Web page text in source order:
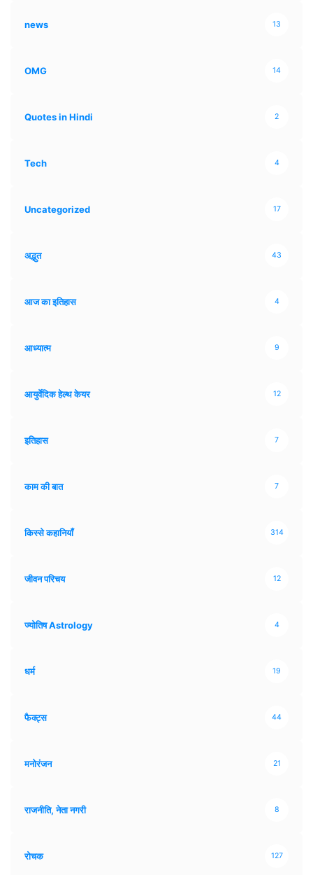
news 13
OMG 14
Quotes in Hindi 2
Tech 4
Uncategorized 17
अद्भुत 43
आज का इतिहास 4
आध्यात्म 9
आयुर्वेदिक हेल्थ केयर 12
इतिहास 7
काम की बात 7
किस्से कहानियाँ 314
जीवन परिचय 12
ज्योतिष Astrology 4
धर्म 19
फैक्ट्स 44
मनोरंजन 21
राजनीति, नेता नगरी 8
रोचक 127